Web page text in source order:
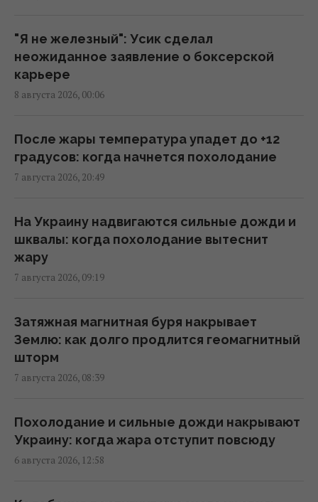
09:59 суббота, 08 августа 2026
"Смело и мужественно": СМИ раскрыли, кто
спас украинский самолет от дрона в
08:59 суббота, 08 августа 2026
Трамп неохотно усиливает давление на
принять меры, – WSJ
02:56 суббота, 08 августа 2026
Мелони отреагировала на требование
проверок в Шенгенской зоне
02:23 суббота, 08 августа 2026
Саудовская Аравия, Пакистан и Турция
обороне, – Reuters
01:44 суббота, 08 августа 2026
"Я не железный": Усик сделал
неожиданное заявление о боксерской
карьере
8 августа 2026, 00:06
После жары температура упадет до +12
градусов: когда начнется похолодание
7 августа 2026, 20:49
На Украину надвигаются сильные дожди и
шквалы: когда похолодание вытеснит
жару
7 августа 2026, 09:19
Затяжная магнитная буря накрывает
Землю: как долго продлится геомагнитный
шторм
7 августа 2026, 08:39
Похолодание и сильные дожди накрывают
Украину: когда жара отступит повсюду
6 августа 2026, 12:58